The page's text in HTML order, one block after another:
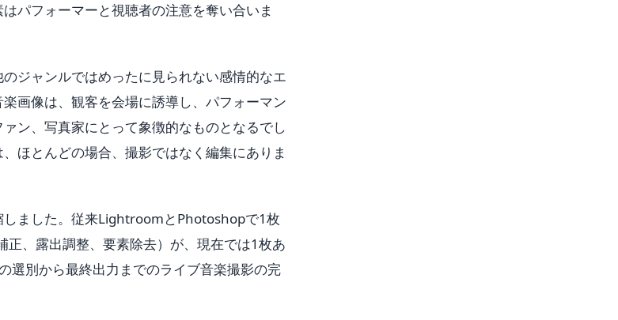
パフォーマーと視聴者の注意を奪い合いま
ジャンルではめったに見られない感情的なエ
画像は、観客を会場に誘導し、パフォーマン
ン、写真家にとって象徴的なものとなるでし
ほとんどの場合、撮影ではなく編集にありま
ました。従来LightroomとPhotoshopで1枚
、露出調整、要素除去）が、現在では1枚あ
選別から最終出力までのライブ音楽撮影の完